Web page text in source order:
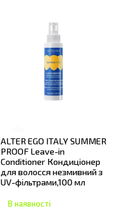
ALTER EGO ITALY SUMMER
PROOF Leave-in
Conditioner Кондиціонер
для волосся незмивний з
UV-фільтрами,100 мл
В наявності